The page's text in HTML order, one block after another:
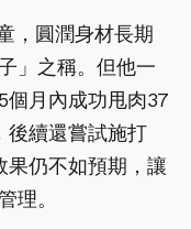
，圓潤身材長期
」之稱。但他一
個月內成功甩肉37
後續還嘗試施打
果仍不如預期，讓
理。